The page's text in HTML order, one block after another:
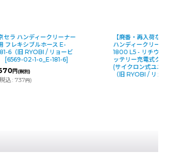
京セラ ハンディークリーナー
用 フレキシブルホース E-
181-6（旧 RYOBI / リョービ
） [6569-02-1-o_E-181-6
670円(税別)
(税込 : 737円
【廃番・再入荷なし】
ハンディークリーナー
1800 L5 - リチウムイオ
ッテリー充電式クリー
(サイクロン式ユニット
（旧 RYOBI / リョービ